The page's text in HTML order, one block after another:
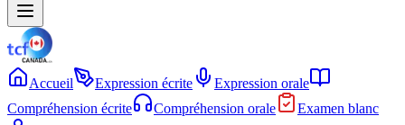
Accueil Expression écrite
Expression orale
Compréhension écrite
Compréhension orale
Examen blanc